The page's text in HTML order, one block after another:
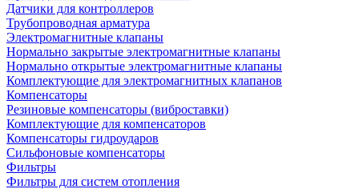
Датчики для контроллеров
Трубопроводная арматура
Электромагнитные клапаны
Нормально закрытые электромагнитные клапаны
Нормально открытые электромагнитные клапаны
Комплектующие для электромагнитных клапанов
Компенсаторы
Резиновые компенсаторы (виброставки)
Комплектующие для компенсаторов
Компенсаторы гидроударов
Сильфоновые компенсаторы
Фильтры
Фильтры для систем отопления